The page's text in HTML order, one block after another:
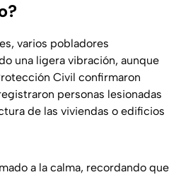
varios pobladores
una ligera vibración, aunque
Civil confirmaron
personas lesionadas
de las viviendas o edificios
a la calma, recordando que